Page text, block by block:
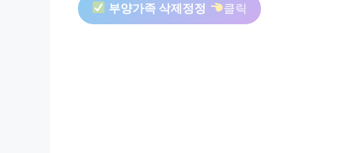
부양가족 삭제정정 클릭